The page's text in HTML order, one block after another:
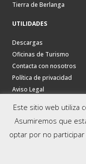
Tierra de Berlanga
UTILIDADES
Descargas
Oficinas de Turismo
Contacta con nosotros
Política de privacidad
Aviso Legal
Este sitio web utiliza
Asumiremos que
optar por no